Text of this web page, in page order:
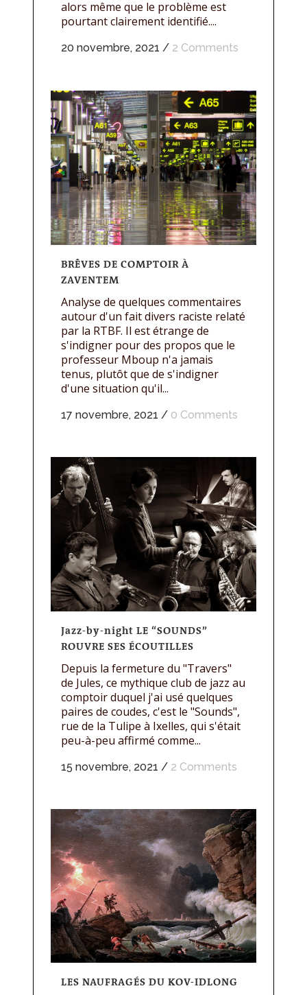
alors même que le problème est
pourtant clairement identifié....
20 novembre, 2021 / 2 Comments
BRÊVES DE COMPTOIR À
ZAVENTEM
Analyse de quelques commentaires
autour d'un fait divers raciste relaté
par la RTBF. Il est étrange de
s'indigner pour des propos que le
professeur Mboup n'a jamais
tenus, plutôt que de s'indigner
d'une situation qu'il...
17 novembre, 2021 / 0 Comments
Jazz-by-night LE “SOUNDS”
ROUVRE SES ÉCOUTILLES
Depuis la fermeture du "Travers"
de Jules, ce mythique club de jazz au
comptoir duquel j'ai usé quelques
paires de coudes, c'est le "Sounds",
rue de la Tulipe à Ixelles, qui s'était
peu-à-peu affirmé comme...
15 novembre, 2021 / 2 Comments
LES NAUFRAGÉS DU KOV-IDLONG